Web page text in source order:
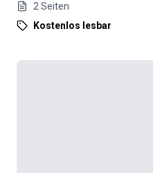
2 Seiten
Kostenlos lesbar